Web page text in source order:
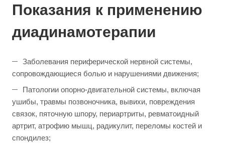
Показания к применению
диадинамотерапии
Заболевания периферической нервной системы,
сопровождающиеся болью и нарушениями движения;
Патологии опорно-двигательной системы, включая
ушибы, травмы позвоночника, вывихи, повреждения
связок, пяточную шпору, периартриты, ревматоидный
артрит, атрофию мышц, радикулит, переломы костей и
спондилез;